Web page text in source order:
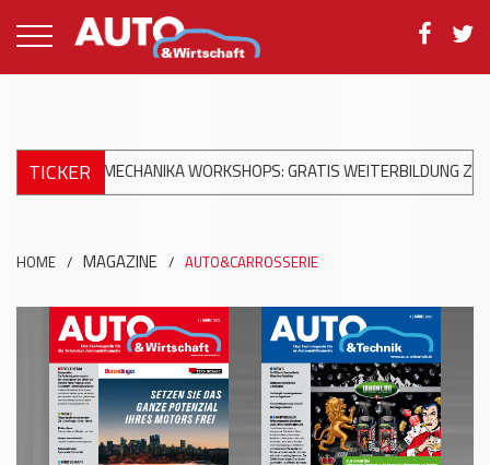
TICKER
AUTOMECHANIKA WORKSHOPS: GRATIS WEITERBILDUNG ZUR
HOME / MAGAZINE / AUTO&CARROSSERIE